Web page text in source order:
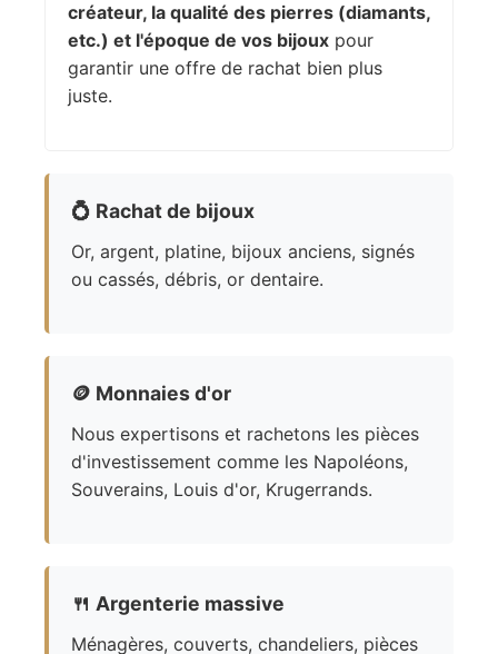
créateur, la qualité des pierres (diamants,
etc.) et l'époque de vos bijoux pour
garantir une offre de rachat bien plus
juste.
💍 Rachat de bijoux
Or, argent, platine, bijoux anciens, signés
ou cassés, débris, or dentaire.
🪙 Monnaies d'or
Nous expertisons et rachetons les pièces
d'investissement comme les Napoléons,
Souverains, Louis d'or, Krugerrands.
🍴 Argenterie massive
Ménagères, couverts, chandeliers, pièces